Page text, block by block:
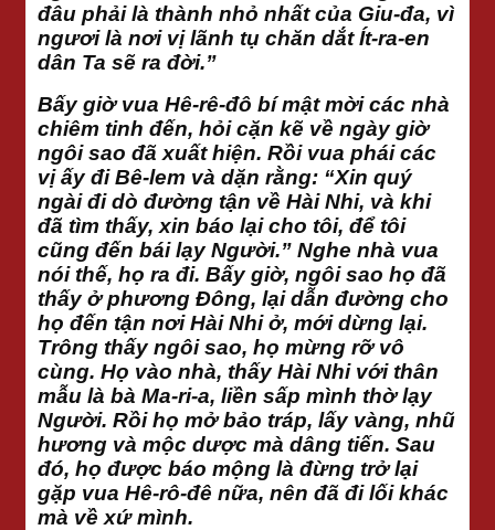
đâu phải là thành nhỏ nhất của Giu-đa, vì
ngươi là nơi vị lãnh tụ chăn dắt Ít-ra-en
dân Ta sẽ ra đời.”
Bấy giờ vua Hê-rê-đô bí mật mời các nhà
chiêm tinh đến, hỏi cặn kẽ về ngày giờ
ngôi sao đã xuất hiện. Rồi vua phái các
vị ấy đi Bê-lem và dặn rằng: “Xin quý
ngài đi dò đường tận về Hài Nhi, và khi
đã tìm thấy, xin báo lại cho tôi, để tôi
cũng đến bái lạy Người.” Nghe nhà vua
nói thế, họ ra đi. Bấy giờ, ngôi sao họ đã
thấy ở phương Đông, lại dẫn đường cho
họ đến tận nơi Hài Nhi ở, mới dừng lại.
Trông thấy ngôi sao, họ mừng rỡ vô
cùng. Họ vào nhà, thấy Hài Nhi với thân
mẫu là bà Ma-ri-a, liền sấp mình thờ lạy
Người. Rồi họ mở bảo tráp, lấy vàng, nhũ
hương và mộc dược mà dâng tiến. Sau
đó, họ được báo mộng là đừng trở lại
gặp vua Hê-rô-đê nữa, nên đã đi lối khác
mà về xứ mình.